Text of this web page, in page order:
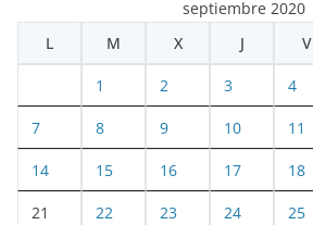
septiembre 2020
L
M X J V
1 2 3 4
7 8 9 10 11
14 15 16 17 18
21 22 23 24 25